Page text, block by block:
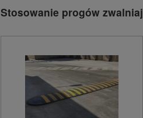
Stosowanie progów